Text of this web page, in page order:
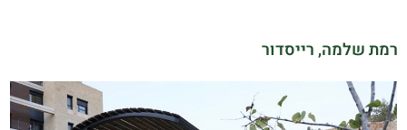
רמת שלמה, רייסדור